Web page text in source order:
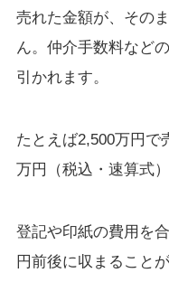
売れた金額が、その
ん。仲介手数料など
引かれます。
たとえば2,500万円で
万円（税込・速算式）
登記や印紙の費用を
円前後に収まること